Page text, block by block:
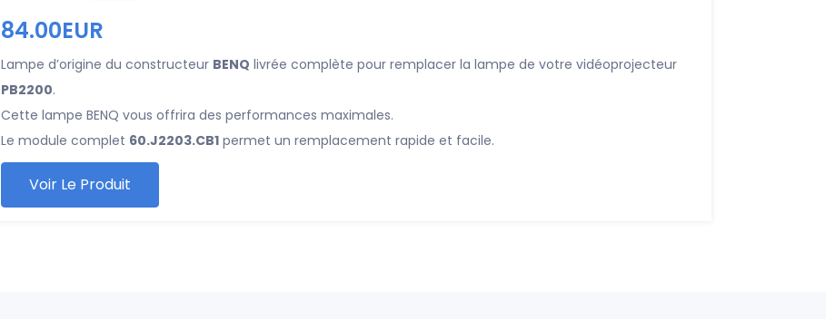
84.00EUR
Lampe d’origine du constructeur BENQ livrée complète pour remplacer la lampe de votre vidéoprojecteur
PB2200.
Cette lampe BENQ vous offrira des performances maximales.
Le module complet 60.J2203.CB1 permet un remplacement rapide et facile.
Voir Le Produit